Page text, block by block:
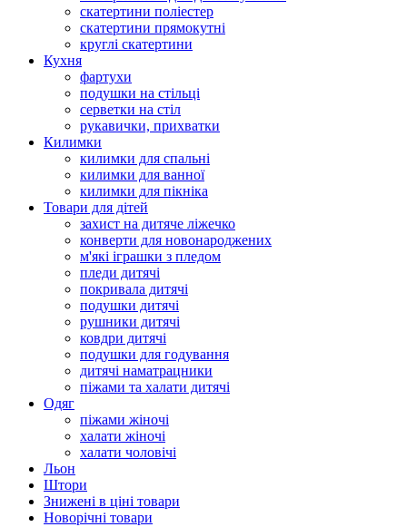
скатертини поліестер
скатертини прямокутні
круглі скатертини
Кухня
фартухи
подушки на стільці
серветки на стіл
рукавички, прихватки
Килимки
килимки для спальні
килимки для ванної
килимки для пікніка
Товари для дітей
захист на дитяче ліжечко
конверти для новонароджених
м'які іграшки з пледом
пледи дитячі
покривала дитячі
подушки дитячі
рушники дитячі
ковдри дитячі
подушки для годування
дитячі наматрацники
піжами та халати дитячі
Одяг
піжами жіночі
халати жіночі
халати чоловічі
Льон
Штори
Знижені в ціні товари
Новорічні товари